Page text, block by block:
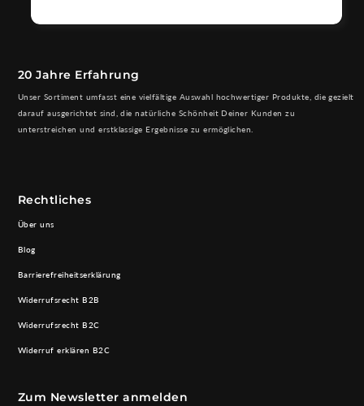
20 Jahre Erfahrung
Unser Sortiment umfasst eine vielfältige Auswahl hochwertiger Produkte, die gezielt
darauf ausgerichtet sind, die natürliche Schönheit Deiner Kunden zu
unterstreichen und erstklassige Ergebnisse zu ermöglichen.
Rechtliches
Über uns
Blog
Barrierefreiheitserklärung
Widerrufsrecht B2B
Widerrufsrecht B2C
Widerruf erklären B2C
Zum Newsletter anmelden